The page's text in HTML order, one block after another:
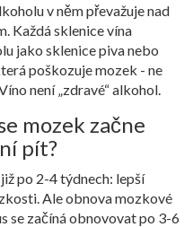
v něm převažuje nad
Každá sklenice vína
jako sklenice piva nebo
poškozuje mozek - ne
není „zdravé“ alkohol.
mozek začne
pít?
po 2-4 týdnech: lepší
Ale obnova mozkové
se začíná obnovovat po 3-6